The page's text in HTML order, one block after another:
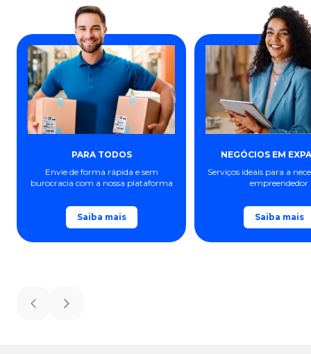
PARA TODOS
Envie de forma rápida e sem
burocracia com a nossa plataforma
Saiba mais
NEGÓCIOS EM
Serviços ideais para a
empreendedor
Saiba mais
Previous slide
Next slide